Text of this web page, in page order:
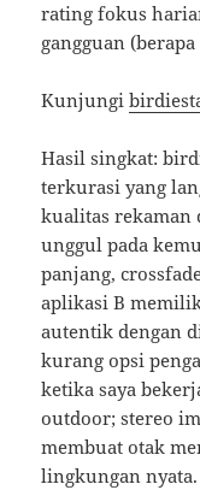
rating fokus
gangguan
Kunjungi
Hasil singkat:
terkurasi yang
kualitas rekaman
unggul pada
panjang,
aplikasi B
autentik dengan
kurang opsi
ketika saya
outdoor; stereo
membuat otak
lingkungan